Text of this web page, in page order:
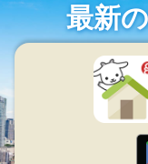
最新